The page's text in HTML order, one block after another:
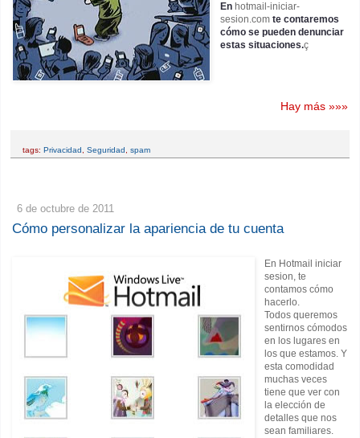
En hotmail-iniciar-
sesion.com te contaremos
cómo se pueden denunciar
estas situaciones.ç
Hay más »»»
tags: Privacidad , Seguridad , spam
6 de octubre de 2011
Cómo personalizar la apariencia de tu cuenta
En Hotmail iniciar
sesion, te
contamos cómo
hacerlo.
Todos queremos
sentirnos cómodos
en los lugares en
los que estamos. Y
esta comodidad
muchas veces
tiene que ver con
la elección de
detalles que nos
sean familiares.